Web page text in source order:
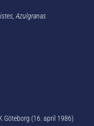
Azulgranas
Göteborg (16. april 1986)